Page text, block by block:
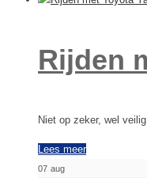
Rijden
Niet op zeker, wel
Lees meer
07 aug